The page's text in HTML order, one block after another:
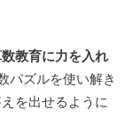
教育に力を入れ
パズルを使い解き
を出せるように